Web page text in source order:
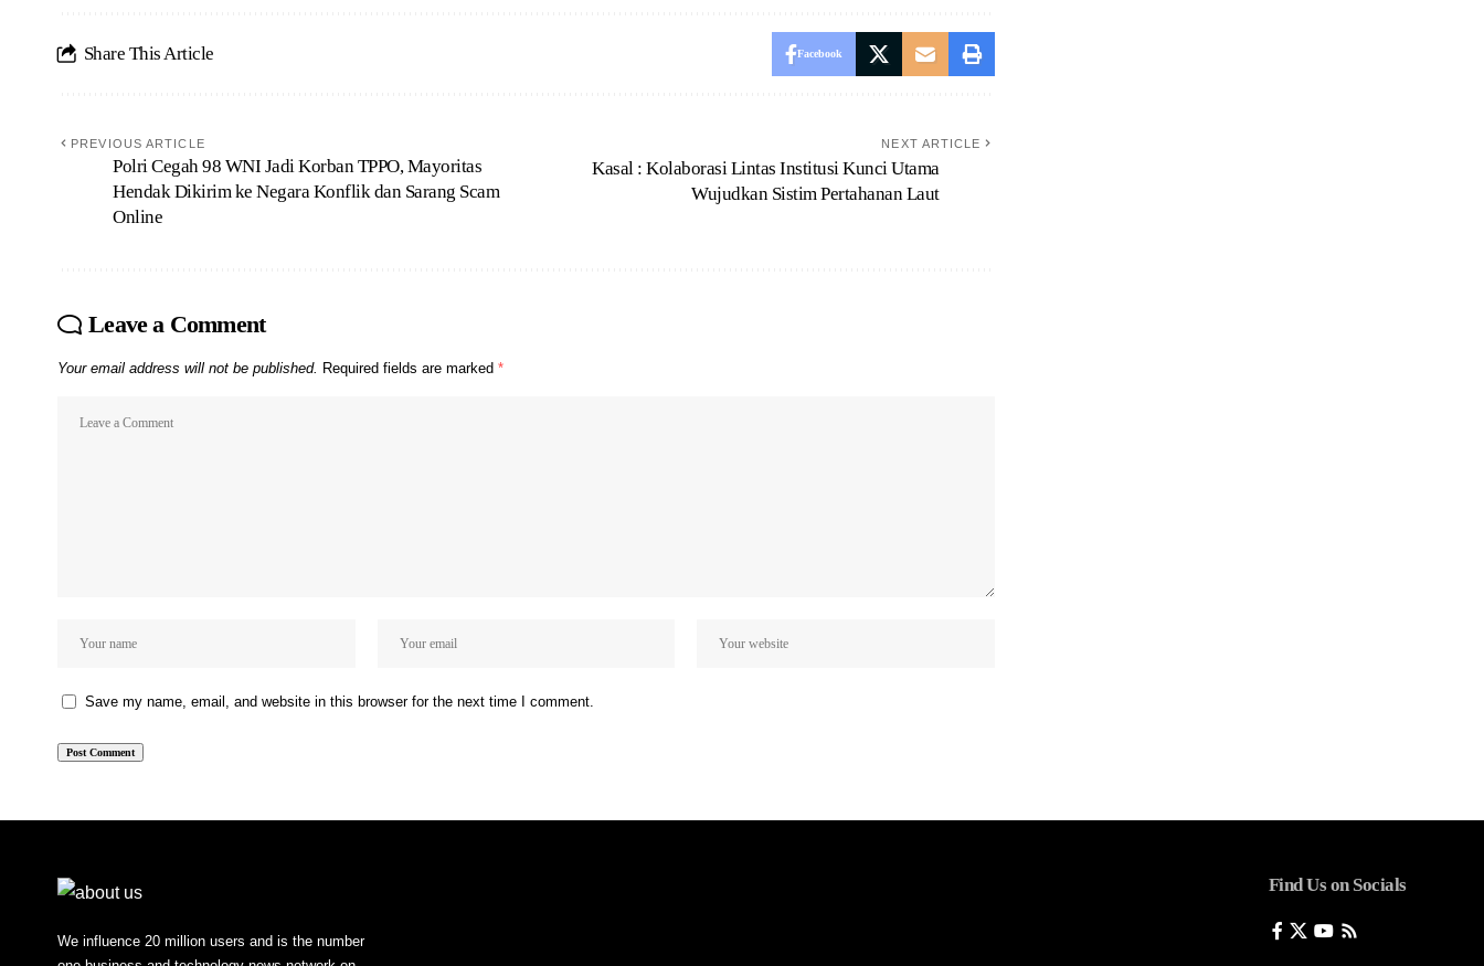
Share This Article Facebook
PREVIOUS ARTICLE
Polri Cegah 98 WNI Jadi Korban TPPO, Mayoritas
Hendak Dikirim ke Negara Konflik dan Sarang Scam
Online
NEXT ARTICLE
Kasal : Kolaborasi Lintas Institusi Kunci Utama
Wujudkan Sistim Pertahanan Laut
Leave a Comment
Your email address will not be published. Required fields are marked *
Save my name, email, and website in this browser for the next time I comment.
We influence 20 million users and is the number
Find Us on Socials